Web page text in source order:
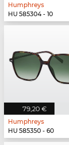
Humphreys
HU 585304 - 10
79,20 €
Humphreys
HU 585350 - 60